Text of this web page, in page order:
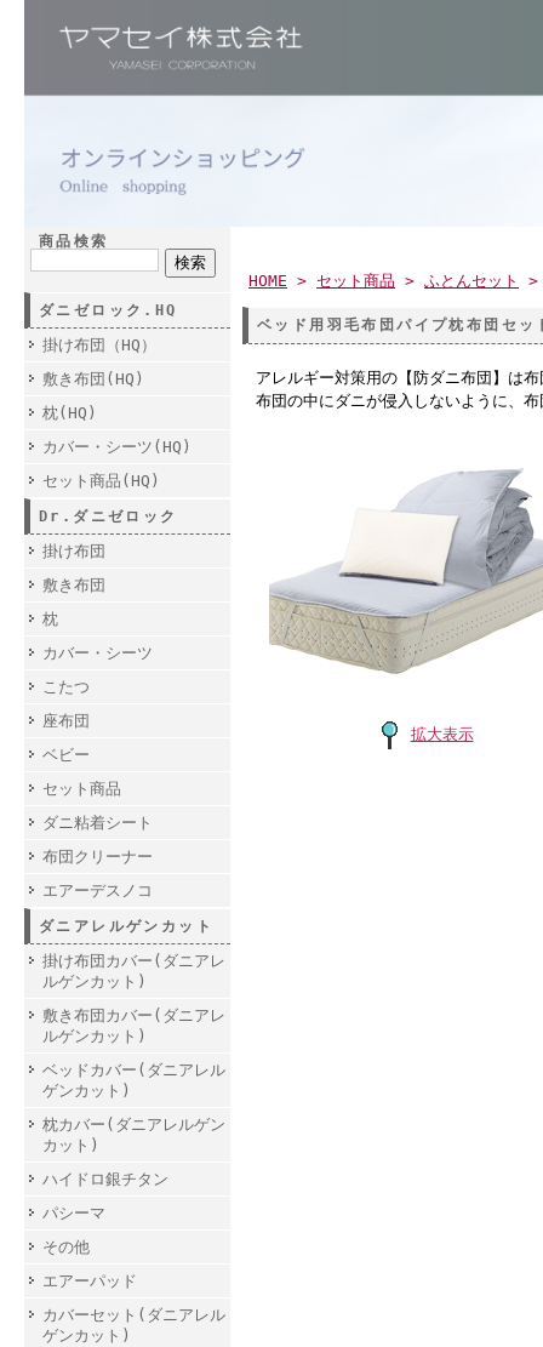
商品検索
ダニゼロック.HQ
掛け布団（HQ）
敷き布団(HQ)
枕(HQ)
カバー・シーツ(HQ)
セット商品(HQ)
Dr.ダニゼロック
掛け布団
敷き布団
枕
カバー・シーツ
こたつ
座布団
ベビー
セット商品
ダニ粘着シート
布団クリーナー
エアーデスノコ
ダニアレルゲンカット
掛け布団カバー(ダニアレ
ルゲンカット)
敷き布団カバー(ダニアレ
ルゲンカット)
ベッドカバー(ダニアレル
ゲンカット)
枕カバー(ダニアレルゲン
カット)
ハイドロ銀チタン
パシーマ
その他
エアーパッド
カバーセット(ダニアレル
ゲンカット)
HOME > セット商品 > ふとんセット
ベッド用羽毛布団パイプ枕布団
アレルギー対策用の【防ダニ布団】は
布団の中にダニが侵入しないように、
拡大表示